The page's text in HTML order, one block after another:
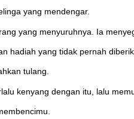
yang mendengar.
yang menyuruhnya. Ia
hadiah yang tidak pernah
tulang.
kenyang dengan itu, lalu